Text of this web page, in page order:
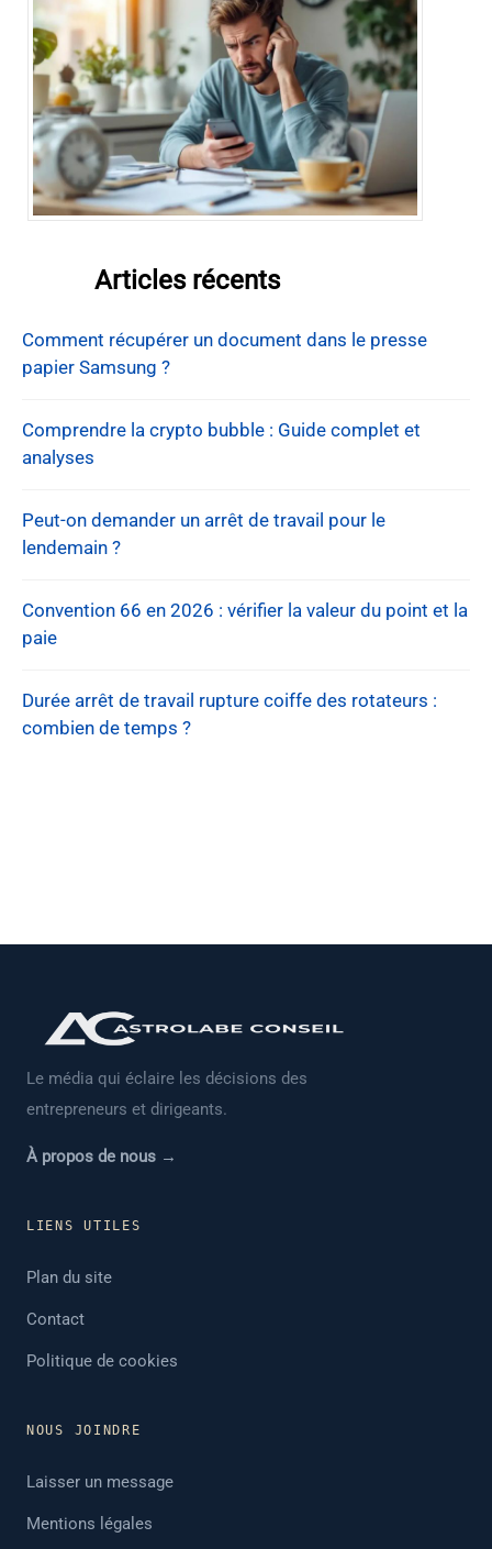
Articles récents
Comment récupérer un document dans le presse
papier Samsung ?
Comprendre la crypto bubble : Guide complet et
analyses
Peut-on demander un arrêt de travail pour le
lendemain ?
Convention 66 en 2026 : vérifier la valeur du point et la
paie
Durée arrêt de travail rupture coiffe des rotateurs :
combien de temps ?
Le média qui éclaire les décisions des
entrepreneurs et dirigeants.
À propos de nous →
LIENS UTILES
Plan du site
Contact
Politique de cookies
NOUS JOINDRE
Laisser un message
Mentions légales